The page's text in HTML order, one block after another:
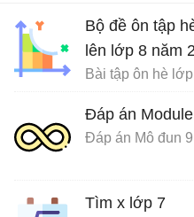
Bộ đề ôn tập
lên lớp 8 năm
Bài tập ôn hè
Đáp án
Tìm x lớp 7